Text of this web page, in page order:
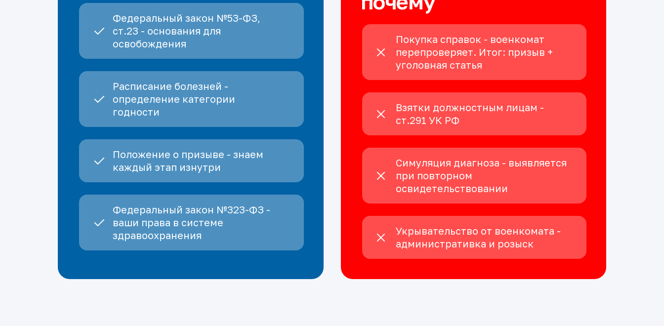
Федеральный закон №53-ФЗ,
ст.23 - основания для
освобождения
Расписание болезней -
определение категории
годности
Положение о призыве - знаем
каждый этап изнутри
Федеральный закон №323-ФЗ -
ваши права в системе
здравоохранения
Покупка справок - военкомат
перепроверяет. Итог: призыв +
уголовная статья
Взятки должностным лицам -
ст.291 УК РФ
Симуляция диагноза - выявляется
при повторном
освидетельствовании
Укрывательство от военкомата -
административка и розыск